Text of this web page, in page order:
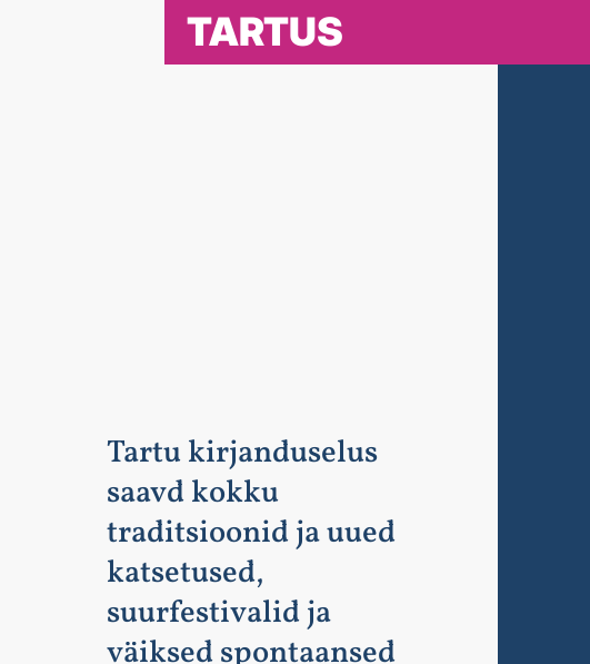
TARTUS
Tartu kirjanduselus
saavd kokku
traditsioonid ja uued
katsetused,
suurfestivalid ja
väiksed spontaansed